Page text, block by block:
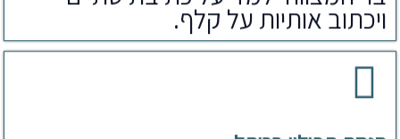
ויכתוב אותיות על קלף.